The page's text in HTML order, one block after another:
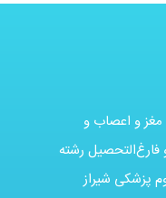
و اعصاب و
رشته
پزشکی شیراز